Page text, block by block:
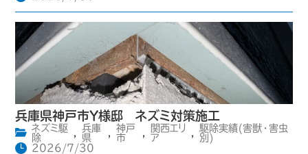
兵庫県神戸市Y様邸 ネズミ対策施工
ネズミ駆
除
兵庫
県
神戸
市
関西エリ
ア
駆除実績(害獣・害虫
別)
2026/7/30